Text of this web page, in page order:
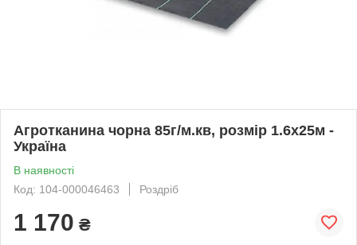
Агротканина чорна 85г/м.кв, розмір 1.6х25м -
Україна
В наявності
Код: 104-000046463
Роздріб
1 170 ₴